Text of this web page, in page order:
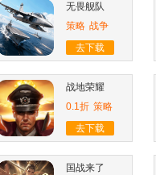
无畏舰队
策略 战争
去下载
战地荣耀
0.1折 策略
去下载
国战来了